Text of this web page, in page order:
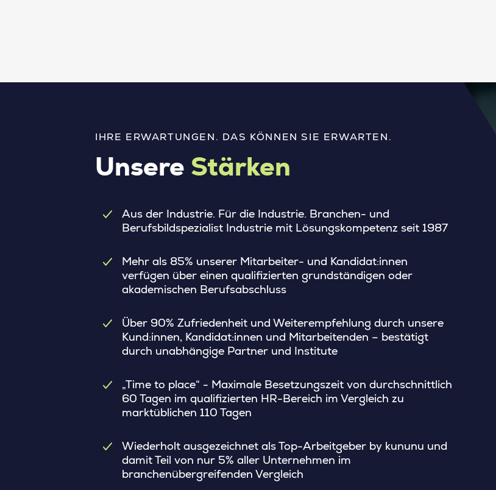
IHRE ERWARTUNGEN. DAS KÖNNEN SIE ERWARTEN.
Unsere Stärken
Aus der Industrie. Für die Industrie. Branchen- und
Berufsbildspezialist Industrie mit Lösungskompetenz seit 1987
Mehr als 85% unserer Mitarbeiter- und Kandidat:innen
verfügen über einen qualifizierten grundständigen oder
akademischen Berufsabschluss
Über 90% Zufriedenheit und Weiterempfehlung durch unsere
Kund:innen, Kandidat:innen und Mitarbeitenden – bestätigt
durch unabhängige Partner und Institute
„Time to place“ - Maximale Besetzungszeit von durchschnittlich
60 Tagen im qualifizierten HR-Bereich im Vergleich zu
marktüblichen 110 Tagen
Wiederholt ausgezeichnet als Top-Arbeitgeber by kununu und
damit Teil von nur 5% aller Unternehmen im
branchenübergreifenden Vergleich